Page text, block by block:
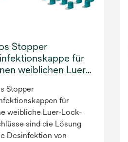
Stopper
für
weiblichen Luer-
Stopper
für
weibliche Luer-Lock-
sind die Lösung
Desinfektion von